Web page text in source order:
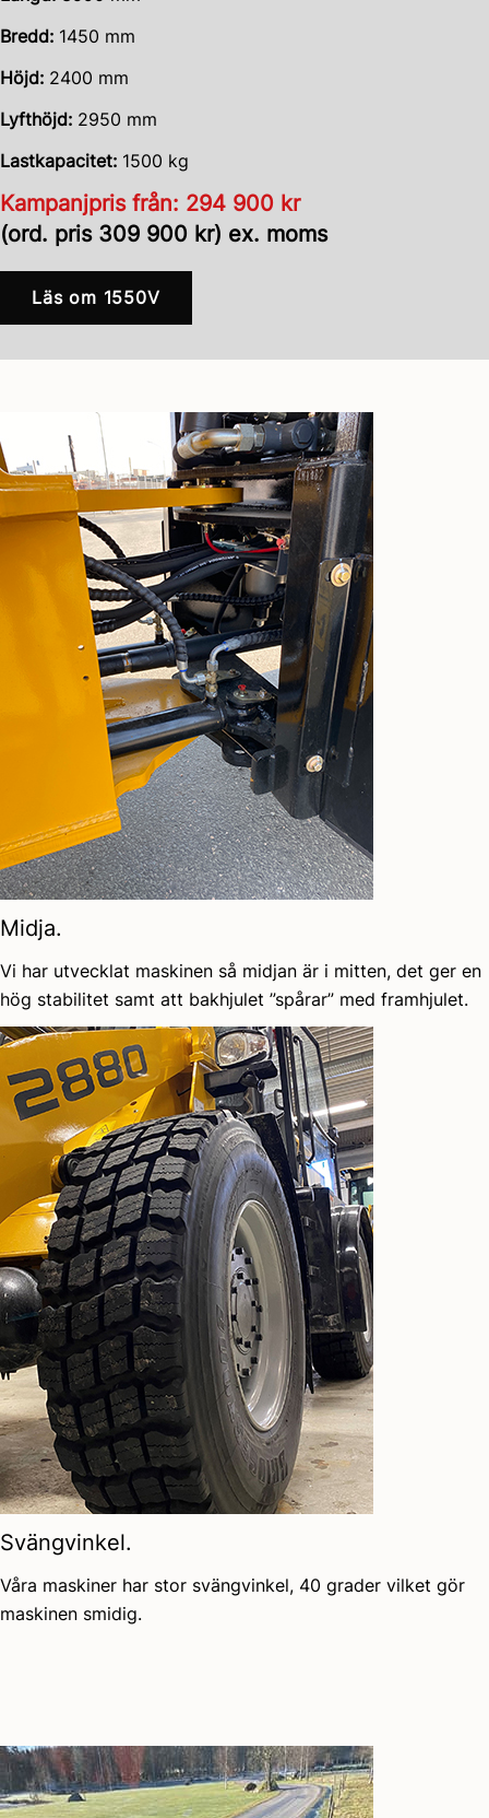
Bredd: 1450 mm
Höjd: 2400 mm
Lyfthöjd: 2950 mm
Lastkapacitet: 1500 kg
Kampanjpris från: 294 900 kr
(ord. pris 309 900 kr) ex. moms
Läs om 1550V
Midja.
Vi har utvecklat maskinen så midjan är i mitten, det ger en
hög stabilitet samt att bakhjulet ”spårar” med framhjulet.
Svängvinkel.
Våra maskiner har stor svängvinkel, 40 grader vilket gör
maskinen smidig.